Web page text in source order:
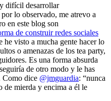
difícil desarrollar
lo observado, me atrevo a
en este blog son
de construir redes sociales
he visto a mucha gente hacer lo
o amenazas de los tea party,
Es una forma absurda
de otro modo y le has
Como dice @jmguardia: “nunca
de mierda y encima a él le